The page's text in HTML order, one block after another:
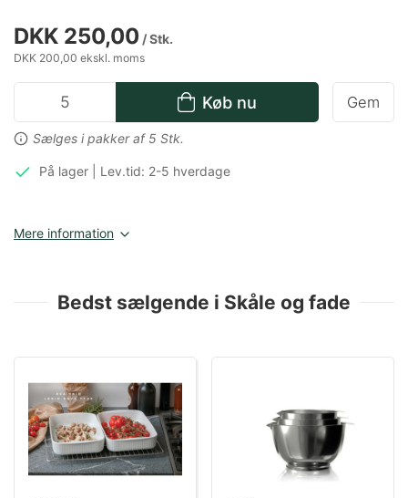
DKK 250,00 / Stk.
DKK 200,00 ekskl. moms
Køb nu
Sælges i pakker af 5 Stk.
Gem
På lager | Lev.tid: 2-5 hverdage
Mere information
Bedst sælgende i Skåle og fade